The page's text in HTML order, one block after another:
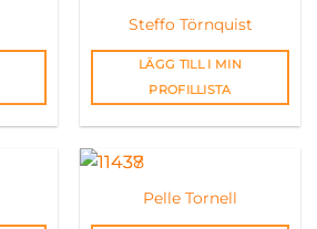
Steffo Törnquist
LÄGG TILL I MIN
PROFILLISTA
Pelle Tornell